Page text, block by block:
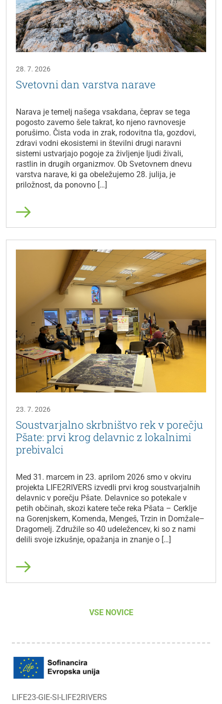
28. 7. 2026
Svetovni dan varstva narave
Narava je temelj našega vsakdana, čeprav se tega
pogosto zavemo šele takrat, ko njeno ravnovesje
porušimo. Čista voda in zrak, rodovitna tla, gozdovi,
zdravi vodni ekosistemi in številni drugi naravni
sistemi ustvarjajo pogoje za življenje ljudi živali,
rastlin in drugih organizmov. Ob Svetovnem dnevu
varstva narave, ki ga obeležujemo 28. julija, je
priložnost, da ponovno […]
Preberi več
23. 7. 2026
Soustvarjalno skrbništvo rek v porečju
Pšate: prvi krog delavnic z lokalnimi
prebivalci
Med 31. marcem in 23. aprilom 2026 smo v okviru
projekta LIFE2RIVERS izvedli prvi krog soustvarjalnih
delavnic v porečju Pšate. Delavnice so potekale v
petih občinah, skozi katere teče reka Pšata – Cerklje
na Gorenjskem, Komenda, Mengeš, Trzin in Domžale–
Dragomelj. Združile so 40 udeležencev, ki so z nami
delili svoje izkušnje, opažanja in znanje o […]
Preberi več
VSE NOVICE
LIFE23-GIE-SI-LIFE2RIVERS